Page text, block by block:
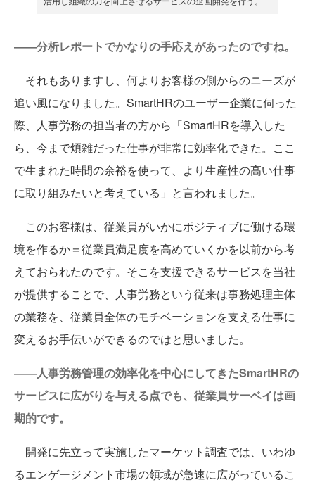
――分析レポートでかなりの手応えがあったのですね。
それもありますし、何よりお客様の側からのニーズが
追い風になりました。SmartHRのユーザー企業に伺った
際、人事労務の担当者の方から「SmartHRを導入した
ら、今まで煩雑だった仕事が非常に効率化できた。ここ
で生まれた時間の余裕を使って、より生産性の高い仕事
に取り組みたいと考えている」と言われました。
このお客様は、従業員がいかにポジティブに働ける環
境を作るか＝従業員満足度を高めていくかを以前から考
えておられたのです。そこを支援できるサービスを当社
が提供することで、人事労務という従来は事務処理主体
の業務を、従業員全体のモチベーションを支える仕事に
変えるお手伝いができるのではと思いました。
――人事労務管理の効率化を中心にしてきたSmartHRの
サービスに広がりを与える点でも、従業員サーベイは画
期的です。
開発に先立って実施したマーケット調査では、いわゆ
るエンゲージメント市場の領域が急速に広がっているこ